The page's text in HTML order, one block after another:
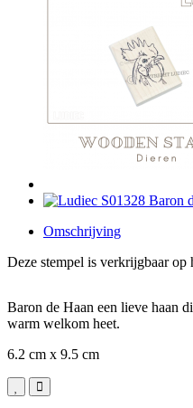
Omschrijving
Deze stempel is verkrijgbaar op
Baron de Haan een lieve haan
warm welkom heet.
6.2 cm x 9.5 cm